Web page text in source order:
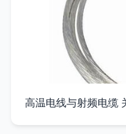
高温电线与射频电缆